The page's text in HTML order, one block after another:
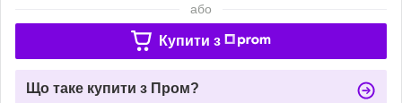
або
Купити з
Що таке купити з Пром?